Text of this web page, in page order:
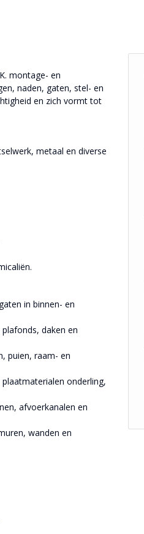
montage- en
naden, gaten, stel- en
en zich vormt tot
metaal en diverse
in binnen- en
daken en
puien, raam- en
onderling,
afvoerkanalen en
wanden en